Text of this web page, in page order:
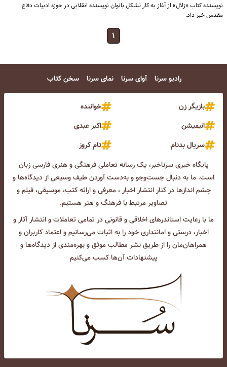
نویسنده کتاب «زلال» از آغاز به کار تشکل بانوان نویسنده انقلابی در حوزه ادبیات دفاع
مقدس خبر داد.
۱
رادیو سرنا آوای سرنا نمای سرنا سخن کتاب
بازیگر زن
خواننده
انیمیشن
اکبر عبدی
سریال بدنام
تام کروز
پایگاه خبری سرناخبر، یک رسانه تعاملی فرهنگی و هنری فارسی زبان
است. ما به دنبال جست‌و‌جو و به‌دست آوردن طیف وسیعی از دیدگاه‌ها و
چشم انداز‌ها در کنار انتشار اخبار ، معرفی و ارائه کتب، موسیقی، فیلم و
تصاویر مرتبط با فرهنگ و هنر هستیم.
ما با رعایت استاندرهای اخلاقی و قانونی در تمامی تعاملات و انتشار آثار و
اخبار، درستی و امانتداری خود را به اثبات می‌رسانیم و اعتماد کاربران و
همراهان‌مان را از طریق نشر مطالب موثق و بهره‌مندی از دیدگاه‌ها و
پیشنهادات آن‌ها کسب می‌کنیم